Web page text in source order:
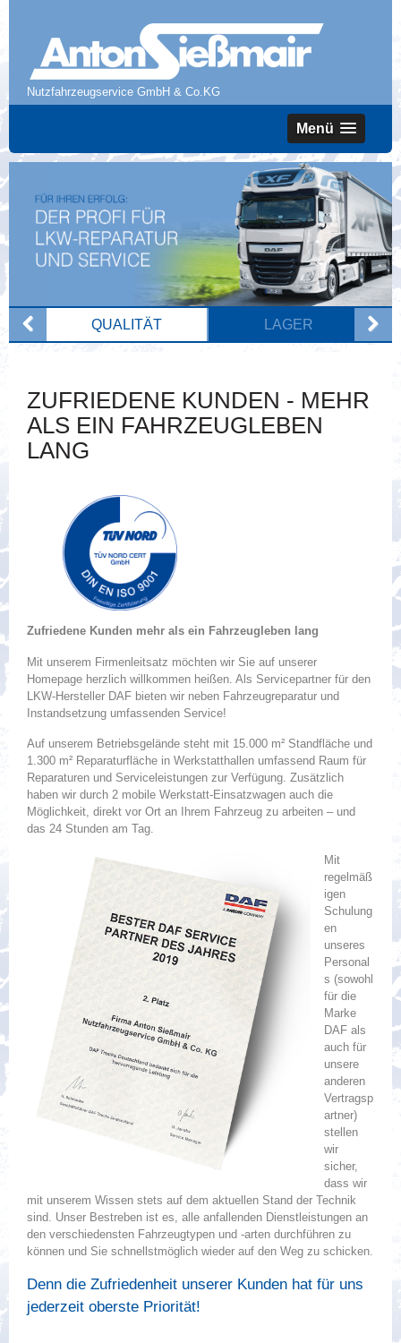
Nutzfahrzeugservice GmbH & Co.KG
Menü
QUALITÄT LAGER
ZUFRIEDENE KUNDEN - MEHR
ALS EIN FAHRZEUGLEBEN
LANG
Zufriedene Kunden mehr als ein Fahrzeugleben lang
Mit unserem Firmenleitsatz möchten wir Sie auf unserer
Homepage herzlich willkommen heißen. Als Servicepartner für den
LKW-Hersteller DAF bieten wir neben Fahrzeugreparatur und
Instandsetzung umfassenden Service!
Auf unserem Betriebsgelände steht mit 15.000 m² Standfläche und
1.300 m² Reparaturfläche in Werkstatthallen umfassend Raum für
Reparaturen und Serviceleistungen zur Verfügung. Zusätzlich
haben wir durch 2 mobile Werkstatt-Einsatzwagen auch die
Möglichkeit, direkt vor Ort an Ihrem Fahrzeug zu arbeiten – und
das 24 Stunden am Tag.
Mit
regelmäß
igen
Schulung
en
unseres
Personal
s (sowohl
für die
Marke
DAF als
auch für
unsere
anderen
Vertragsp
artner)
stellen
wir
sicher,
dass wir
mit unserem Wissen stets auf dem aktuellen Stand der Technik
sind. Unser Bestreben ist es, alle anfallenden Dienstleistungen an
den verschiedensten Fahrzeugtypen und -arten durchführen zu
können und Sie schnellstmöglich wieder auf den Weg zu schicken.
Denn die Zufriedenheit unserer Kunden hat für uns
jederzeit oberste Priorität!